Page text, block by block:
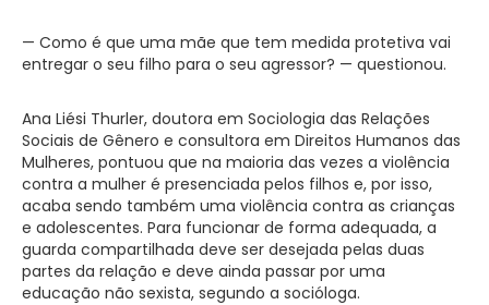
— Como é que uma mãe que tem medida protetiva vai
entregar o seu filho para o seu agressor? — questionou.
Ana Liési Thurler, doutora em Sociologia das Relações
Sociais de Gênero e consultora em Direitos Humanos das
Mulheres, pontuou que na maioria das vezes a violência
contra a mulher é presenciada pelos filhos e, por isso,
acaba sendo também uma violência contra as crianças
e adolescentes. Para funcionar de forma adequada, a
guarda compartilhada deve ser desejada pelas duas
partes da relação e deve ainda passar por uma
educação não sexista, segundo a socióloga.